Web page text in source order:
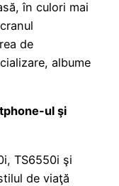
în culori mai
de
albume
ul şi
TS6550i şi
de viaţă